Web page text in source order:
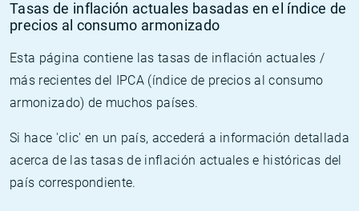
Tasas de inflación actuales basadas en el índice de
precios al consumo armonizado
Esta página contiene las tasas de inflación actuales /
más recientes del IPCA (índice de precios al consumo
armonizado) de muchos países.
Si hace 'clic' en un país, accederá a información detallada
acerca de las tasas de inflación actuales e históricas del
país correspondiente.